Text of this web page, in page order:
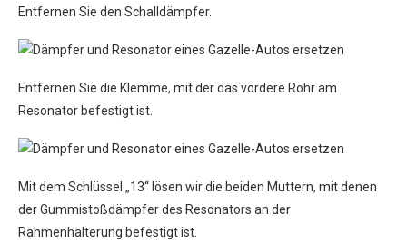
Entfernen Sie den Schalldämpfer.
Entfernen Sie die Klemme, mit der das vordere Rohr am
Resonator befestigt ist.
Mit dem Schlüssel „13“ lösen wir die beiden Muttern, mit denen
der Gummistoßdämpfer des Resonators an der
Rahmenhalterung befestigt ist.